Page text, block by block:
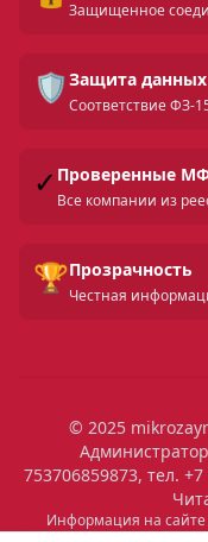
Защищенное
🛡️ Защита данных
Соответствие ФЗ-
✓ Проверенные
Все компании из
🏆Прозрачность
Честная
© 2025
753706859873, тел.
Информация на сайте